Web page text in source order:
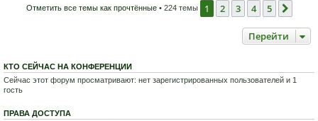
Отметить все темы как прочтённые• 224 темы 1 2 3 4 5
Перейти
КТО СЕЙЧАС НА КОНФЕРЕНЦИИ
Сейчас этот форум просматривают: нет зарегистрированных пользователей и 1
гость
ПРАВА ДОСТУПА